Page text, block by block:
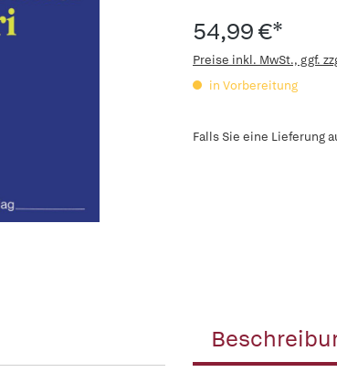
54,99 €*
Preise inkl. MwSt., ggf.
in Vorbereitung
Falls Sie eine Lieferung